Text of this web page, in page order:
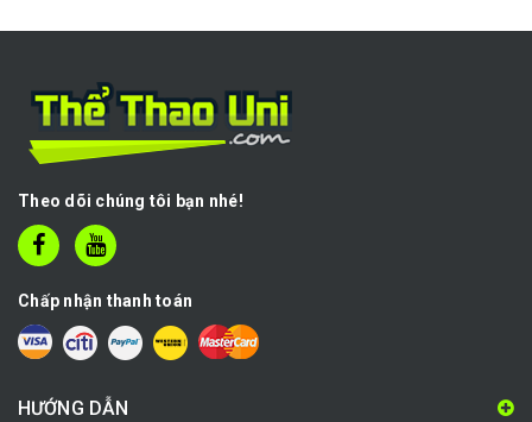
Theo dõi chúng tôi bạn nhé!
Chấp nhận thanh toán
HƯỚNG DẪN